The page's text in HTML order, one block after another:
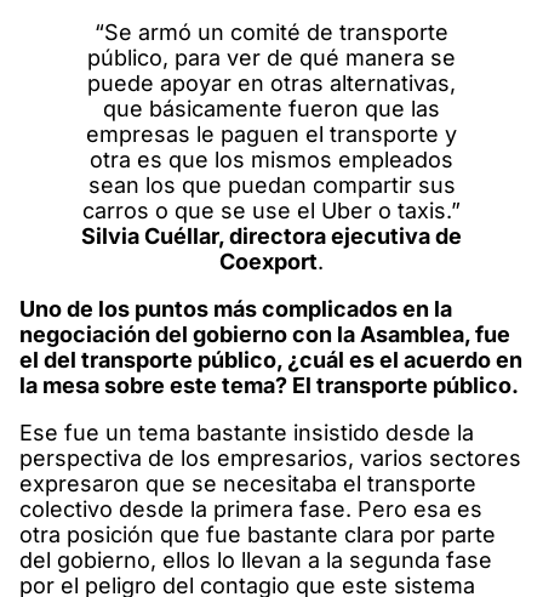
“Se armó un comité de transporte
público, para ver de qué manera se
puede apoyar en otras alternativas,
que básicamente fueron que las
empresas le paguen el transporte y
otra es que los mismos empleados
sean los que puedan compartir sus
carros o que se use el Uber o taxis.”
Silvia Cuéllar, directora ejecutiva de
Coexport.
Uno de los puntos más complicados en la
negociación del gobierno con la Asamblea, fue
el del transporte público, ¿cuál es el acuerdo en
la mesa sobre este tema? El transporte público.
Ese fue un tema bastante insistido desde la
perspectiva de los empresarios, varios sectores
expresaron que se necesitaba el transporte
colectivo desde la primera fase. Pero esa es
otra posición que fue bastante clara por parte
del gobierno, ellos lo llevan a la segunda fase
por el peligro del contagio que este sistema